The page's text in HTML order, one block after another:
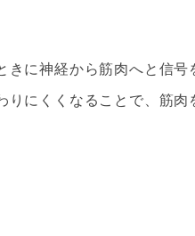
きに神経から筋肉へと信号
りにくくなることで、筋肉